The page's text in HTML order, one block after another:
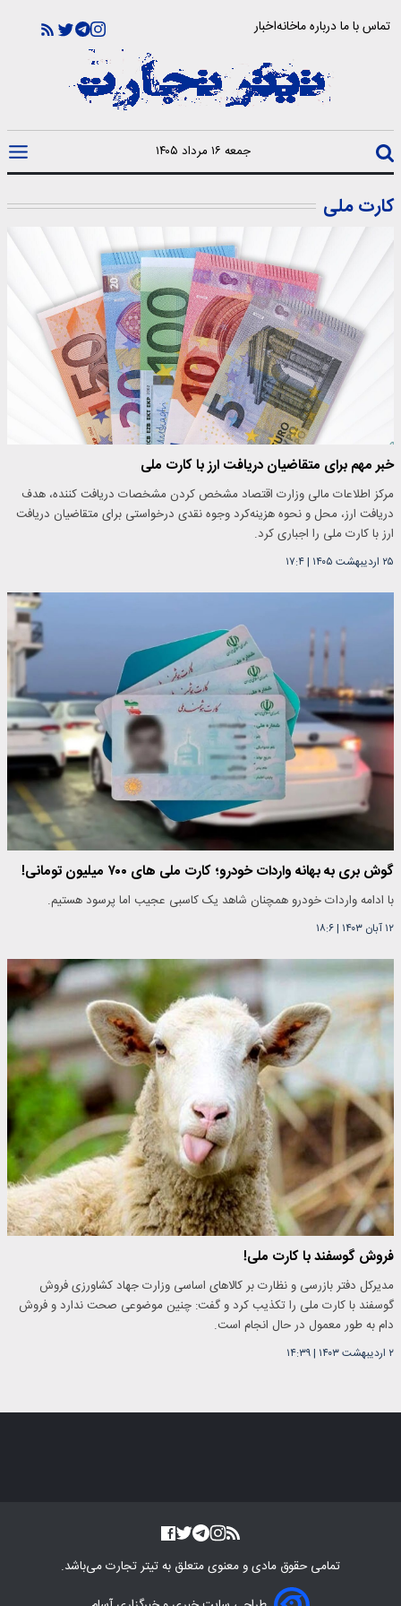
تماس با مادرباره ماخانهاخبار
جمعه ۱۶ مرداد ۱۴۰۵
کارت ملی
خبر مهم برای متقاضیان دریافت ارز با کارت ملی
مرکز اطلاعات مالی وزارت اقتصاد مشخص کردن مشخصات دریافت کننده، هدف
دریافت ارز، محل و نحوه هزینه‌کرد وجوه نقدی درخواستی برای متقاضیان دریافت
ارز با کارت ملی را اجباری کرد.
۲۵ اردیبهشت ۱۴۰۵ |۱۷:۴
گوش بری به بهانه واردات خودرو؛ کارت ملی های ۷۰۰ میلیون تومانی!
با ادامه واردات خودرو همچنان شاهد یک کاسبی عجیب اما پرسود هستیم.
۱۲ آبان ۱۴۰۳ |۱۸:۶
فروش گوسفند با کارت ملی!
مدیرکل دفتر بازرسی و نظارت بر کالاهای اساسی وزارت جهاد کشاورزی فروش
گوسفند با کارت ملی را تکذیب کرد و گفت: چنین موضوعی صحت ندارد و فروش
دام به طور معمول در حال انجام است.
۲ اردیبهشت ۱۴۰۳ |۱۴:۳۹
تمامی حقوق مادی و معنوی متعلق بهتیتر تجارتمی‌باشد.